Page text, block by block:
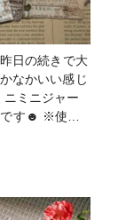
なかいい感じ
※使っ
ったので同類